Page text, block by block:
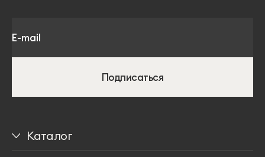
Подписаться
Каталог